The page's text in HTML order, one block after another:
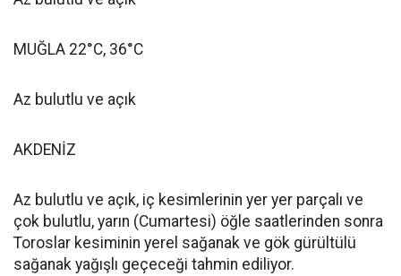
MUĞLA 22°C, 36°C
Az bulutlu ve açık
AKDENİZ
Az bulutlu ve açık, iç kesimlerinin yer yer parçalı ve
çok bulutlu, yarın (Cumartesi) öğle saatlerinden sonra
Toroslar kesiminin yerel sağanak ve gök gürültülü
sağanak yağışlı geçeceği tahmin ediliyor.